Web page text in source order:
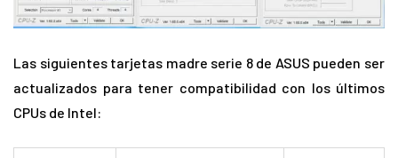
Las siguientes tarjetas madre serie 8 de ASUS pueden ser
actualizados para tener compatibilidad con los últimos
CPUs de Intel: